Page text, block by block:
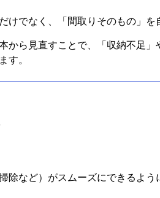
けでなく、「間取りそのもの」
から見直すことで、「収納不足
す。
除など）がスムーズにできるよ